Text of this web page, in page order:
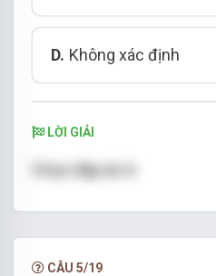
D. Không xác định
LỜI GIẢI
Chọn đáp án A
CÂU 5/19